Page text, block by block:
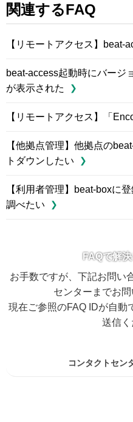
関連するFAQ
【リモートアクセス】beat-
beat-access起動時にバージ
が表示された
【リモートアクセス】「
【他拠点管理】他拠点の
トダウンしたい
【利用者管理】beat-boxに
調べたい
FAQで解
お手数ですが、下記お問い
センターまでお問
現在ご参照のFAQ IDが自動
送信く
コンタクトセン